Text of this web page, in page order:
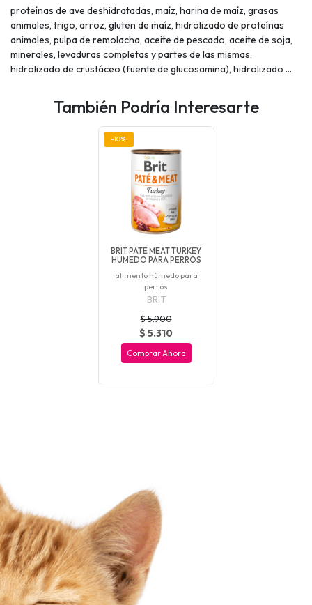
proteínas de ave deshidratadas, maíz, harina de maíz, grasas
animales, trigo, arroz, gluten de maíz, hidrolizado de proteínas
animales, pulpa de remolacha, aceite de pescado, aceite de soja,
minerales, levaduras completas y partes de las mismas,
hidrolizado de crustáceo (fuente de glucosamina), hidrolizado ...
También Podría Interesarte
-10%
BRIT PATE MEAT TURKEY
HUMEDO PARA PERROS
alimento húmedo para
perros
BRIT
$ 5.900
$ 5.310
Comprar Ahora